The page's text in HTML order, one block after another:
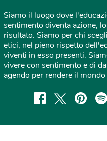
Siamo il luogo dove
sentimento diventa azione,
risultato. Siamo per chi
etici, nel pieno rispetto
viventi in esso presenti.
vivere con sentimento e di
agendo per rendere il